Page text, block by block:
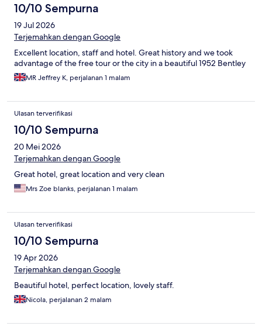
10/10 Sempurna
19 Jul 2026
Terjemahkan dengan Google
Excellent location, staff and hotel. Great history and we took
advantage of the free tour or the city in a beautiful 1952 Bentley
MR Jeffrey K, perjalanan 1 malam
Ulasan terverifikasi
10/10 Sempurna
20 Mei 2026
Terjemahkan dengan Google
Great hotel, great location and very clean
Mrs Zoe blanks, perjalanan 1 malam
Ulasan terverifikasi
10/10 Sempurna
19 Apr 2026
Terjemahkan dengan Google
Beautiful hotel, perfect location, lovely staff.
Nicola, perjalanan 2 malam